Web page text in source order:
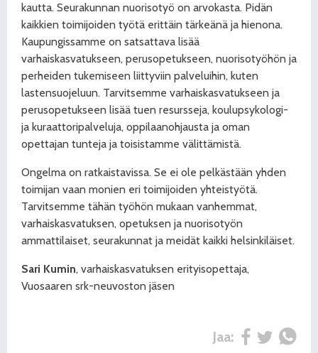
kautta. Seurakunnan nuorisotyö on arvokasta. Pidän
kaikkien toimijoiden työtä erittäin tärkeänä ja hienona.
Kaupungissamme on satsattava lisää
varhaiskasvatukseen, perusopetukseen, nuorisotyöhön ja
perheiden tukemiseen liittyviin palveluihin, kuten
lastensuojeluun. Tarvitsemme varhaiskasvatukseen ja
perusopetukseen lisää tuen resursseja, koulupsykologi-
ja kuraattoripalveluja, oppilaanohjausta ja oman
opettajan tunteja ja toisistamme välittämistä.
Ongelma on ratkaistavissa. Se ei ole pelkästään yhden
toimijan vaan monien eri toimijoiden yhteistyötä.
Tarvitsemme tähän työhön mukaan vanhemmat,
varhaiskasvatuksen, opetuksen ja nuorisotyön
ammattilaiset, seurakunnat ja meidät kaikki helsinkiläiset.
Sari Kumin, varhaiskasvatuksen erityisopettaja,
Vuosaaren srk-neuvoston jäsen
Jaa: